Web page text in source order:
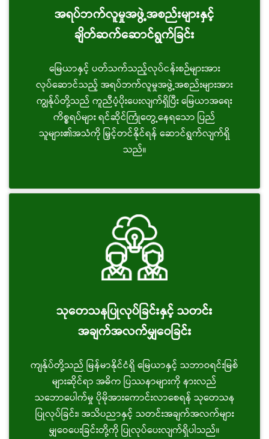
အရပ်ဘက်လူမှုအဖွဲ့အစည်းများနှင့်
ချိတ်ဆက်ဆောင်ရွက်ခြင်း
မြေယာနှင့် ပတ်သက်သည့်လုပ်ငန်းစဉ်များအား
လုပ်ဆောင်သည့် အရပ်ဘက်လူမှုအဖွဲ့အစည်းများအား
ကျွန်ုပ်တို့သည် ကူညီပံ့ပိုးပေးလျက်ရှိပြီး မြေယာအရေး
ကိစ္စရပ်များ ရင်ဆိုင်ကြုံတွေ့နေရသော ပြည်
သူများ၏အသံကို မြှင့်တင်နိုင်ရန် ဆောင်ရွက်လျက်ရှိ
သည်။
သုတေသနပြုလုပ်ခြင်းနှင့် သတင်း
အချက်အလက်မျှဝေခြင်း
ကျန်ုပ်တို့သည် မြန်မာနိုင်ငံရှိ မြေယာနှင့် သဘာဝရင်းမြစ်
များဆိုင်ရာ အဓိက ပြဿနာများကို နားလည်
သဘောပေါက်မှု ပိုမိုအားကောင်းလာစေရန် သုတေသန
ပြုလုပ်ခြင်း၊ အသိပညာနှင့် သတင်းအချက်အလက်များ
မျှဝေပေးခြင်းတို့ကို ပြုလုပ်ပေးလျက်ရှိပါသည်။